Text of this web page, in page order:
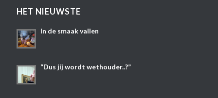
HET NIEUWSTE
In de smaak vallen
“Dus jíj wordt wethouder..?”